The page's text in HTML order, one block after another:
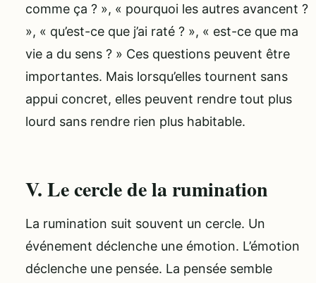
comme ça ? », « pourquoi les autres avancent ?
», « qu’est-ce que j’ai raté ? », « est-ce que ma
vie a du sens ? » Ces questions peuvent être
importantes. Mais lorsqu’elles tournent sans
appui concret, elles peuvent rendre tout plus
lourd sans rendre rien plus habitable.
V. Le cercle de la rumination
La rumination suit souvent un cercle. Un
événement déclenche une émotion. L’émotion
déclenche une pensée. La pensée semble